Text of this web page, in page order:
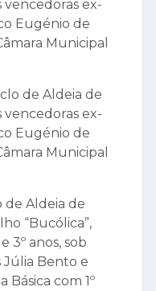
vencedoras ex-
Eugénio de
Municipal
de Aldeia de
vencedoras ex-
Eugénio de
Municipal
de Aldeia de
“Bucólica”,
3º anos, sob
Júlia Bento e
Básica com 1º